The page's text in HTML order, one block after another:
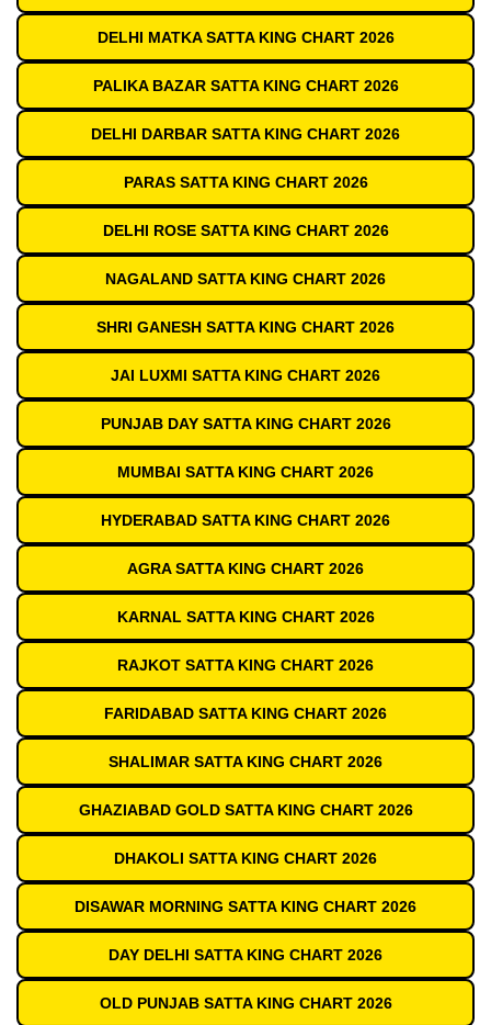
DELHI MATKA SATTA KING CHART 2026
PALIKA BAZAR SATTA KING CHART 2026
DELHI DARBAR SATTA KING CHART 2026
PARAS SATTA KING CHART 2026
DELHI ROSE SATTA KING CHART 2026
NAGALAND SATTA KING CHART 2026
SHRI GANESH SATTA KING CHART 2026
JAI LUXMI SATTA KING CHART 2026
PUNJAB DAY SATTA KING CHART 2026
MUMBAI SATTA KING CHART 2026
HYDERABAD SATTA KING CHART 2026
AGRA SATTA KING CHART 2026
KARNAL SATTA KING CHART 2026
RAJKOT SATTA KING CHART 2026
FARIDABAD SATTA KING CHART 2026
SHALIMAR SATTA KING CHART 2026
GHAZIABAD GOLD SATTA KING CHART 2026
DHAKOLI SATTA KING CHART 2026
DISAWAR MORNING SATTA KING CHART 2026
DAY DELHI SATTA KING CHART 2026
OLD PUNJAB SATTA KING CHART 2026